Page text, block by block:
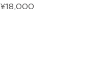
Price
¥18,000